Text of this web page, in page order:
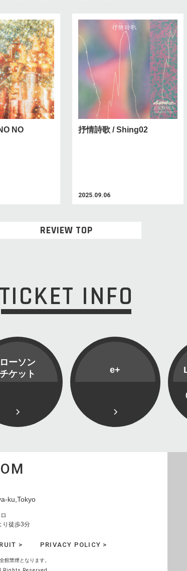
NO
抒情詩歌 / Shing02
2025.09.06
REVIEW TOP
TICKET INFO
ローソン
チケット
e+
ku,Tokyo
り徒歩3分
> PRIVACY POLICY >
館禁煙となります。